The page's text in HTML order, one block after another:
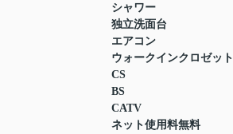
シャワー
独立洗面台
エアコン
ウォークインクロゼット
CS
BS
CATV
ネット使用料無料